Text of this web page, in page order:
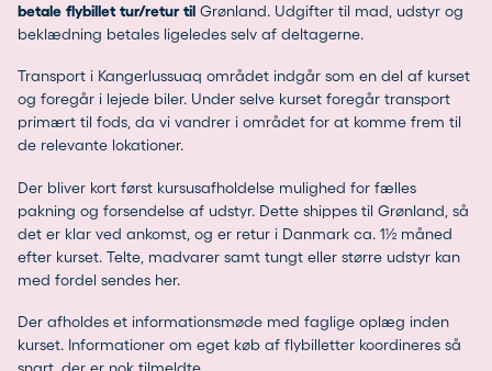
betale flybillet tur/retur til Grønland. Udgifter til mad, udstyr og
beklædning betales ligeledes selv af deltagerne.
Transport i Kangerlussuaq området indgår som en del af kurset
og foregår i lejede biler. Under selve kurset foregår transport
primært til fods, da vi vandrer i området for at komme frem til
de relevante lokationer.
Der bliver kort først kursusafholdelse mulighed for fælles
pakning og forsendelse af udstyr. Dette shippes til Grønland, så
det er klar ved ankomst, og er retur i Danmark ca. 1½ måned
efter kurset. Telte, madvarer samt tungt eller større udstyr kan
med fordel sendes her.
Der afholdes et informationsmøde med faglige oplæg inden
kurset. Informationer om eget køb af flybilletter koordineres så